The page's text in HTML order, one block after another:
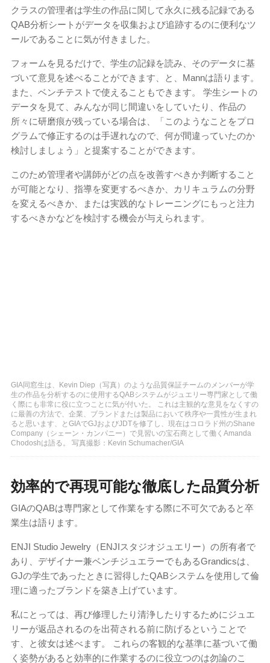
クラスの管理者は学生の作品に関して永久に残る記録である
QAB分析シートがデータを収集および追跡するのに便利なツ
ールであることに気が付きました。
フォームを見るだけで、学生の記録を読み、そのデータに基
づいて意見を述べることができます、と、Mannは語ります。
また、ベンチテストで使えることもできます。 学生シートの
データを見て、みんなが同じ間違いをしていたり、作品の
所々に研磨痕が残っている場合は、「このようなことをプロ
グラムで修正するのは手遅れなので、何が間違っていたのか
検討しましょう」と提案することができます。
このため管理者や講師がどの点を改善すべきか判断すること
が可能となり、指導を変更するべきか、カリキュラムの分野
を変えるべきか、または実践的なトレーニングにもっと注力
するべきかなどを検討する機会が与えられます。
GIA同窓生は、Kevin Diep（写真）のような品質保証チームのメンバーが学
生の作品を分析するのに使用するQABシステムがジュエリー専門家として働
く際にも非常に役に立つことに気が付いた。 これは主観的な意見をなくすの
に最善の方法で、企業、ブランドまたは製品において秩序や一貫性が生まれ
ると思います、とGIAでGJおよびJDTを修了し、現在はコロラド州のShane
Company（シェーン・カンパニー）で見習いの宝石商として働くAmanda
Chodoshは語る。 写真撮影：Kevin Schumacher/GIA
効率的で再現可能な徹底した品質分析
GIAのQABは専門家として作業をする際に不可欠であると卒
業生は語ります。
ENJI Studio Jewelry（ENJIスタジオジュエリー）の所有者で
あり、デザイナー兼ベンチジュエラーでもあるGrandicsは、
GJの学生であったときに習得したQABシステムを使用して倫
理に適ったブランドを築き上げています。
私にとっては、再び修理したり清浄したりするためにジュエ
リーが返品されるのを出荷される前に防げるということで
す、と彼女は述べます。 これらの客観的な基準に基づいて働
く姿勢があると効率的に作業するのに役立つのは勿論のこ